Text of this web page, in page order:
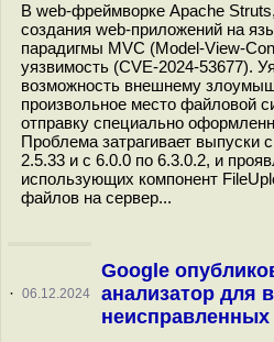
В web-фреймворке Apache
создания web-приложений на
парадигмы МVС (Model-View-
уязвимость (CVE-2024-53677).
возможность внешнему
произвольное место файловой
отправку специально
Проблема затрагивает выпуски
2.5.33 и с 6.0.0 по 6.3.0.2, и
использующих компонент
файлов на сервер...
· 06.12.2024
Google
анализатор для
неисправленных